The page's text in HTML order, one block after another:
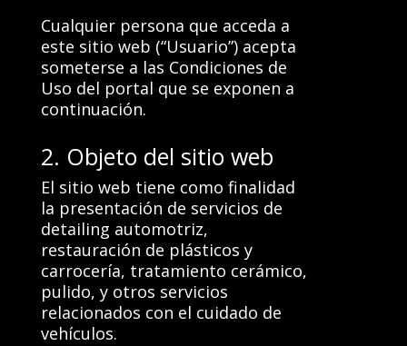
Cualquier persona que acceda a
este sitio web (“Usuario”) acepta
someterse a las Condiciones de
Uso del portal que se exponen a
continuación.
2. Objeto del sitio web
El sitio web tiene como finalidad
la presentación de servicios de
detailing automotriz,
restauración de plásticos y
carrocería, tratamiento cerámico,
pulido, y otros servicios
relacionados con el cuidado de
vehículos.